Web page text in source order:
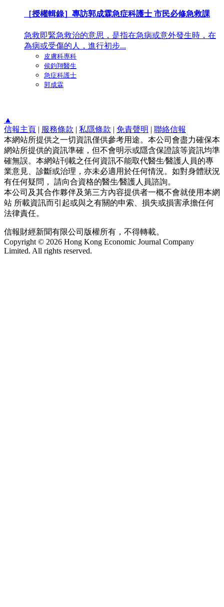
［授權輯錄］專訪郭成霖急症科護士 市民必修急救課
急救即緊急救治的意思，是指在急病或意外發生時，在
為病或受傷的人，進行初步...
皮膚科專科
侯鈞翔醫生
急症科護士
郭成霖
▲
信報主頁 | 服務條款 | 私隱條款 | 免責聲明 | 聯絡信報
本網站所提供之一切資訊僅供參考用途。本公司會盡力確保本
網站所提供的資訊準確，但不會明示或隱含保證該等資訊均準
確無誤。本網站刊載之任何資訊不能取代醫生∕醫護人員的專
業意見、診斷或治理，亦未必適用於任何情況。如對身體狀況
有任何疑問， 請向合資格的醫生∕醫護人員諮詢。
本公司及其合作夥伴及第三方內容提供者一概不會就使用本網
站 所載資訊而引起或與之有關的申索、損失或損害承擔任何
法律責任。
信報財經新聞有限公司版權所有，不得轉載。
Copyright © 2026 Hong Kong Economic Journal Company
Limited. All rights reserved.